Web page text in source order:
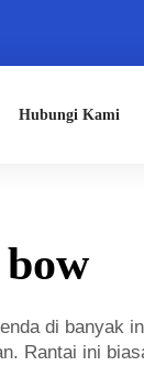
Hubungi Kami
di banyak
Rantai ini